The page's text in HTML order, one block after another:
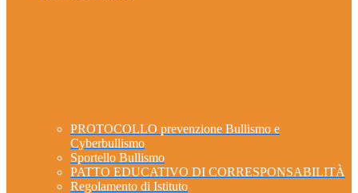
PROTOCOLLO prevenzione Bullismo e
Cyberbullismo
Sportello Bullismo
PATTO EDUCATIVO DI CORRESPONSABILITÀ
Regolamento di Istituto